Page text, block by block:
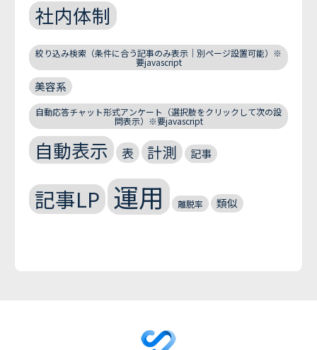
社内体制
絞り込み検索（条件に合う記事のみ表示｜別ページ設置可能）※
要javascript
美容系
自動応答チャット形式アンケート（選択肢をクリックして次の設
問表示）※要javascript
自動表示 表 計測 記事
記事LP 運用 離脱率 類似